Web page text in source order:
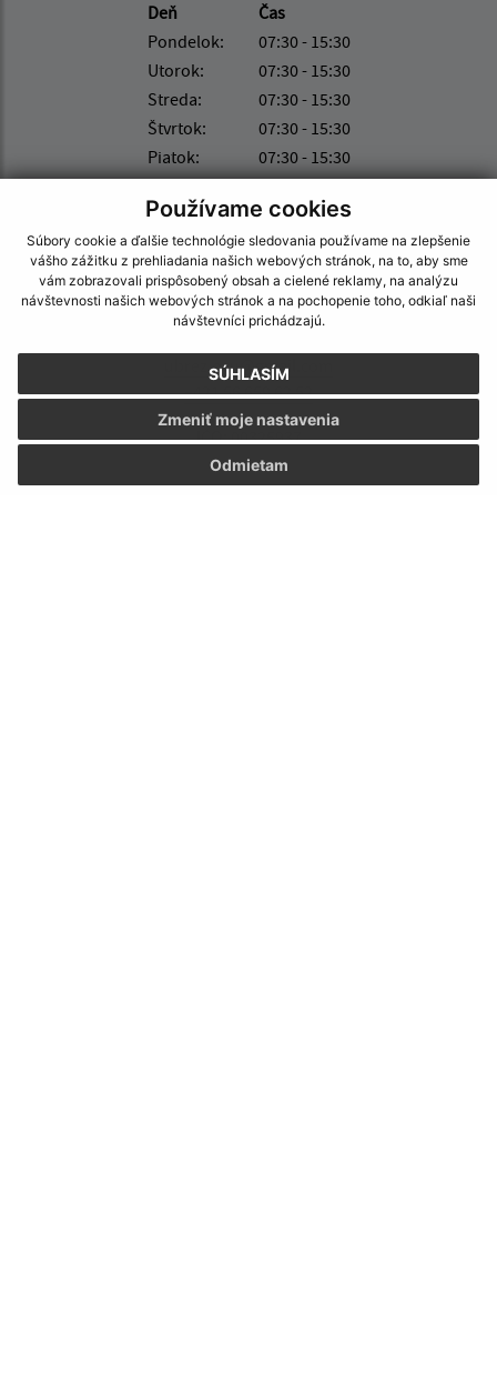
Používame cookies
Súbory cookie a ďalšie technológie sledovania používame na zlepšenie
vášho zážitku z prehliadania našich webových stránok, na to, aby sme
vám zobrazovali prispôsobený obsah a cielené reklamy, na analýzu
návštevnosti našich webových stránok a na pochopenie toho, odkiaľ naši
návštevníci prichádzajú.
SÚHLASÍM
Odmietam
Zmeniť moje nastavenia
Deň
Čas
Pondelok:
07:30 - 15:30
Utorok:
07:30 - 15:30
Streda:
07:30 - 15:30
Štvrtok:
07:30 - 15:30
Piatok:
07:30 - 15:30
Kontakt:
Obec (Úbrež)
Obecný úrad (Úbrež)
Úbrež 169
072 42 Úbrež
ubrez.ocu@gmail.com
+421 56 659 62 52
IČO: 00325937